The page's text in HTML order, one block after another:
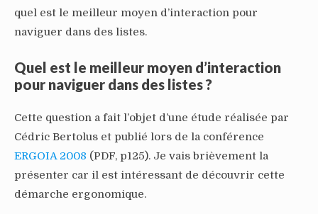
quel est le meilleur moyen d’interaction pour
naviguer dans des listes.
Quel est le meilleur moyen d’interaction
pour naviguer dans des listes ?
Cette question a fait l’objet d’une étude réalisée par
Cédric Bertolus et publié lors de la conférence
ERGOIA 2008 (PDF, p125). Je vais brièvement la
présenter car il est intéressant de découvrir cette
démarche ergonomique.